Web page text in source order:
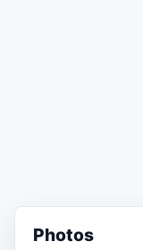
Photos